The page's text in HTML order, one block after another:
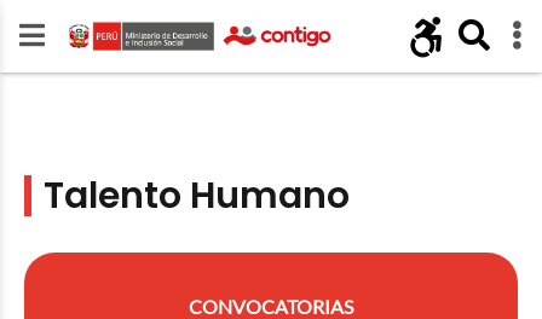
Talento Humano
CONVOCATORIAS